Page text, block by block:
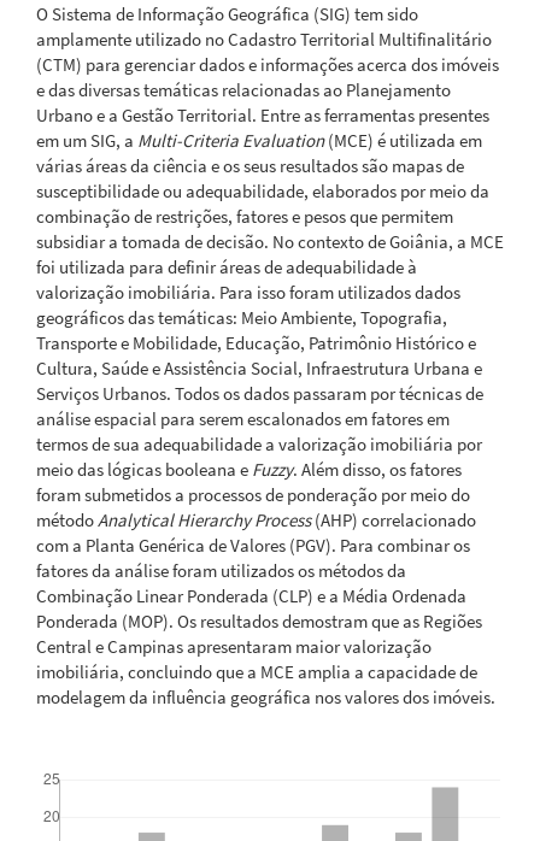
O Sistema de Informação Geográfica (SIG) tem sido
amplamente utilizado no Cadastro Territorial Multifinalitário
(CTM) para gerenciar dados e informações acerca dos imóveis
e das diversas temáticas relacionadas ao Planejamento
Urbano e a Gestão Territorial. Entre as ferramentas presentes
em um SIG, a Multi-Criteria Evaluation(MCE) é utilizada em
várias áreas da ciência e os seus resultados são mapas de
susceptibilidade ou adequabilidade, elaborados por meio da
combinação de restrições, fatores e pesos que permitem
subsidiar a tomada de decisão. No contexto de Goiânia, a MCE
foi utilizada para definir áreas de adequabilidade à
valorização imobiliária. Para isso foram utilizados dados
geográficos das temáticas: Meio Ambiente, Topografia,
Transporte e Mobilidade, Educação, Patrimônio Histórico e
Cultura, Saúde e Assistência Social, Infraestrutura Urbana e
Serviços Urbanos. Todos os dados passaram por técnicas de
análise espacial para serem escalonados em fatores em
termos de sua adequabilidade a valorização imobiliária por
meio das lógicas booleana e Fuzzy. Além disso, os fatores
foram submetidos a processos de ponderação por meio do
métodoAnalytical Hierarchy Process(AHP) correlacionado
com a Planta Genérica de Valores (PGV). Para combinar os
fatores da análise foram utilizados os métodos da
Combinação Linear Ponderada (CLP) e a Média Ordenada
Ponderada (MOP). Os resultados demostram que as Regiões
Central e Campinas apresentaram maior valorização
imobiliária, concluindo que a MCE amplia a capacidade de
modelagem da influência geográfica nos valores dos imóveis.